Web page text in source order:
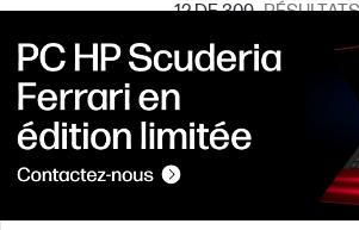
12DE 309 RÉSULTATS